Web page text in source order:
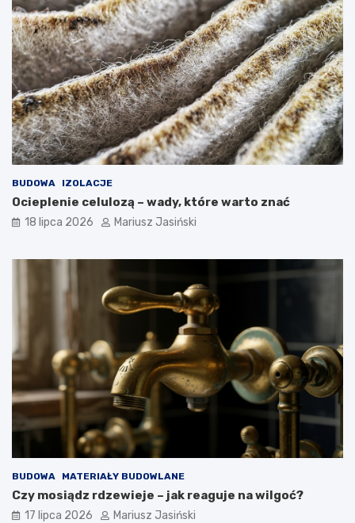
BUDOWA IZOLACJE
Ocieplenie celulozą – wady, które warto znać
18 lipca 2026 Mariusz Jasiński
BUDOWA MATERIAŁY BUDOWLANE
Czy mosiądz rdzewieje – jak reaguje na wilgoć?
17 lipca 2026 Mariusz Jasiński